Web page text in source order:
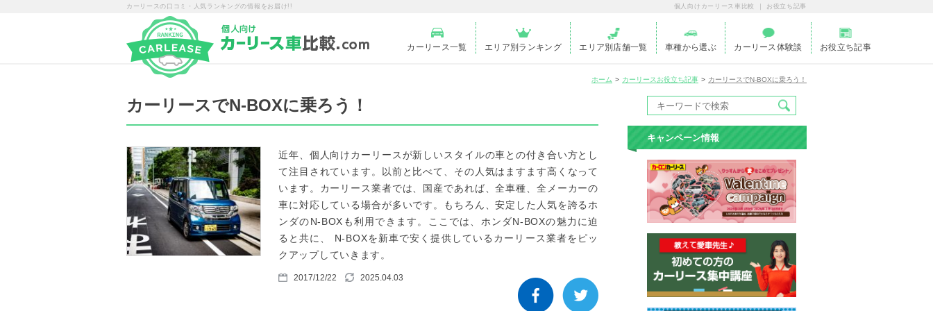
カーリースの口コミ・人気ランキングの情報をお届け!! 個人向けカーリース車比較 ｜ お役立ち記事
カーリース一覧 エリア別ランキング エリア別店舗一覧 車種から選ぶ カーリース体験談 お役立ち記事
ホーム カーリースお役立ち記事 カーリースでN-BOXに乗ろう！
カーリースでN-BOXに乗ろう！
近年、個人向けカーリースが新しいスタイルの車との付き合い方とし
て注目されています。以前と比べて、その人気はますます高くなって
います。カーリース業者では、国産であれば、全車種、全メーカーの
車に対応している場合が多いです。もちろん、安定した人気を誇るホ
ンダのN-BOXも利用できます。ここでは、ホンダN-BOXの魅力に迫
ると共に、 N-BOXを新車で安く提供しているカーリース業者をピッ
クアップしていきます。
2017/12/22 2025.04.03
キャンペーン情報